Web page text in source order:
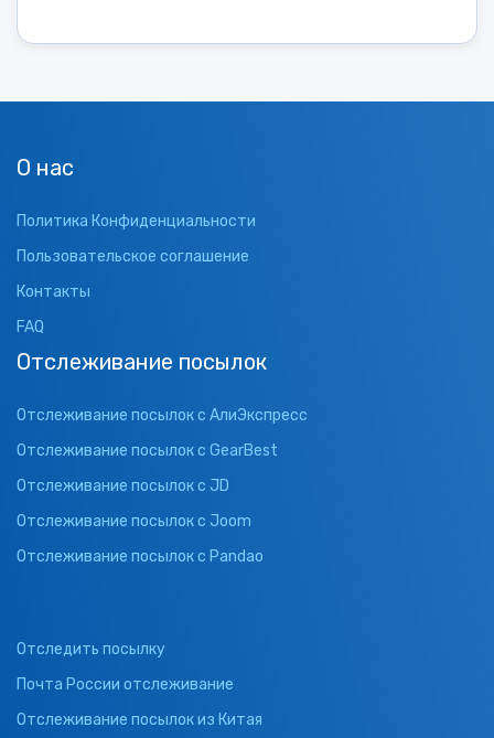
О нас
Политика Конфиденциальности
Пользовательское соглашение
Контакты
FAQ
Отслеживание посылок
Отслеживание посылок с АлиЭкспресс
Отслеживание посылок с GearBest
Отслеживание посылок с JD
Отслеживание посылок с Joom
Отслеживание посылок с Pandao
Отследить посылку
Почта России отслеживание
Отслеживание посылок из Китая